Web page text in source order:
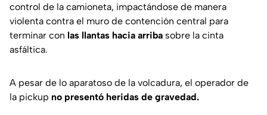
control de la camioneta, impactándose de manera
violenta contra el muro de contención central para
terminar con las llantas hacia arriba sobre la cinta
asfáltica.
A pesar de lo aparatoso de la volcadura, el operador de
la pickup no presentó heridas de gravedad.